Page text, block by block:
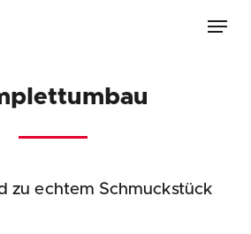
zu echtem Schmuckstück